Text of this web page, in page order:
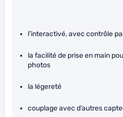
l’interactivé, avec contrôle
la facilité de prise en main
photos
la légereté
couplage avec d’autres